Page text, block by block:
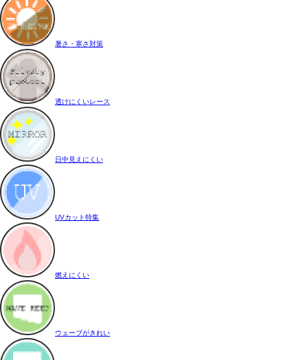
暑さ・寒さ対策
透けにくいレース
日中見えにくい
UVカット特集
燃えにくい
ウェーブがきれい